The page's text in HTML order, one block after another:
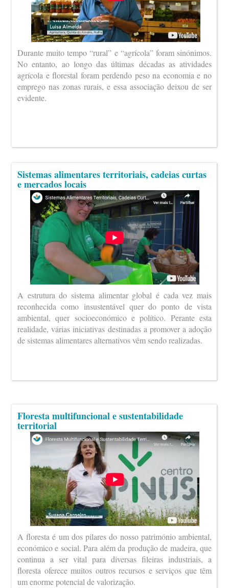
Durante muito tempo “rural” e “agrícola” foram sinónimos.
No entanto, ao longo das últimas décadas as atividades
agrícola e florestal foram perdendo peso na economia e no
emprego nas zonas rurais, e essa associação deixou de ser
evidente.
Sistemas alimentares territoriais, cadeias curtas
e mercados locais
A estrutura do sistema alimentar global é cada vez mais
reconhecida como insustentável quer do ponto de vista
ambiental, quer socioeconómico e político. Perante esta
realidade, várias iniciativas destinadas a promover a adoção
de sistemas alimentares alternativos vêm sendo realizadas.
Floresta multifuncional e sustentabilidade
territorial
A floresta é um dos pilares do nosso património ambiental,
económico e social. Para além da produção de madeira, que
continua a ser vital para diversas fileiras industriais, a
floresta oferece muitos outros recursos e serviços que têm
um enorme potencial de valorização.